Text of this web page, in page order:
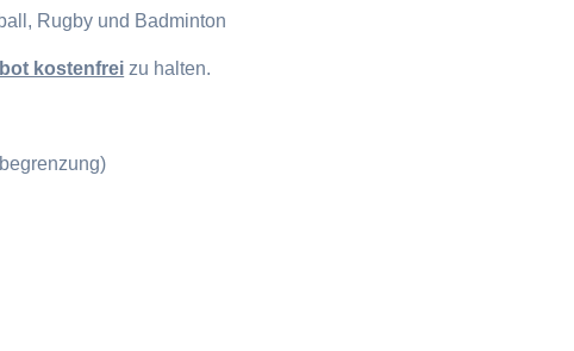
Rugby und Badminton
kostenfrei zu halten.